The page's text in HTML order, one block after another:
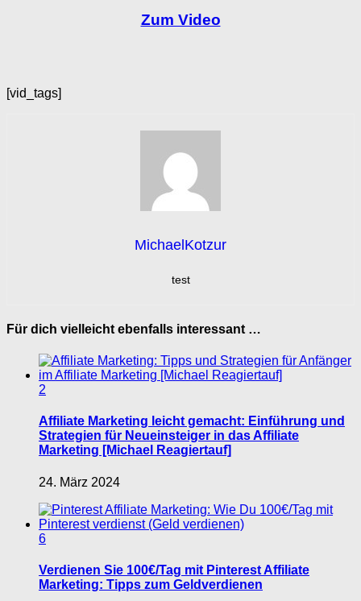
Zum Video
[vid_tags]
MichaelKotzur
test
Für dich vielleicht ebenfalls interessant …
2
Affiliate Marketing leicht gemacht: Einführung und
Strategien für Neueinsteiger in das Affiliate
Marketing [Michael Reagiertauf]
24. März 2024
6
Verdienen Sie 100€/Tag mit Pinterest Affiliate
Marketing: Tipps zum Geldverdienen